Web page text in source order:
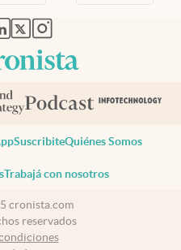
nueva pestaña
en nueva pestaña
abre en nueva pestaña
abre en nueva pestaña
abre en nueva pestaña
SuscribiteQuiénes Somos
Trabajá con nosotros
cronista.com
reservados